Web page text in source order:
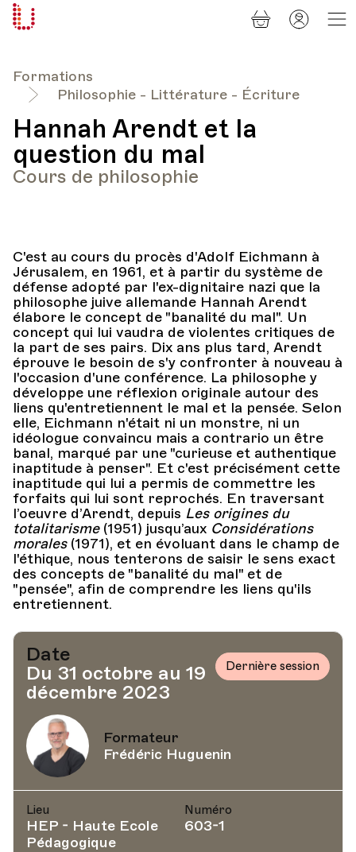
Formations
Philosophie - Littérature - Écriture
Hannah Arendt et la
question du mal
Cours de philosophie
C'est au cours du procès d'Adolf Eichmann à
Jérusalem, en 1961, et à partir du système de
défense adopté par l'ex-dignitaire nazi que la
philosophe juive allemande Hannah Arendt
élabore le concept de "banalité du mal". Un
concept qui lui vaudra de violentes critiques de
la part de ses pairs. Dix ans plus tard, Arendt
éprouve le besoin de s'y confronter à nouveau à
l'occasion d'une conférence. La philosophe y
développe une réflexion originale autour des
liens qu'entretiennent le mal et la pensée. Selon
elle, Eichmann n'était ni un monstre, ni un
idéologue convaincu mais a contrario un être
banal, marqué par une "curieuse et authentique
inaptitude à penser". Et c'est précisément cette
inaptitude qui lui a permis de commettre les
forfaits qui lui sont reprochés. En traversant
l’oeuvre d’Arendt, depuis Les origines du
totalitarisme(1951) jusqu’aux Considérations
morales(1971), et en évoluant dans le champ de
l'éthique, nous tenterons de saisir le sens exact
des concepts de "banalité du mal" et de
"pensée", afin de comprendre les liens qu'ils
entretiennent.
Date
Du 31 octobre au 19
décembre 2023
Dernière session
Formateur
Frédéric Huguenin
Lieu
HEP - Haute Ecole
Pédagogique
Numéro
603-1
Panier
Mon